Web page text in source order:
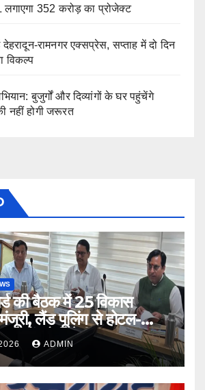
352 करोड़ का प्रोजेक्ट
रामनगर एक्सप्रेस, सप्ताह में दो दिन
विकल्प
बुजुर्गों और दिव्यांगों के घर पहुंचेंगे
नहीं होगी जरूरत
की बैठक में 25 विकास
मंजूरी, लैंड पूलिंग से होटल-
को मिलेगी रफ्तार
ADMIN